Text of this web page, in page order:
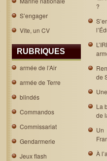
S’engager
Vite, un CV
RUBRIQUES
armée de l’Air
armée de Terre
blindés
Commandos
Commissariat
Gendarmerie
Jeux flash
?
de
La
de
Un
À